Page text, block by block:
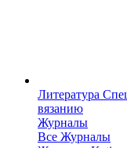
Литература
вязанию
Журналы
Все Журналы